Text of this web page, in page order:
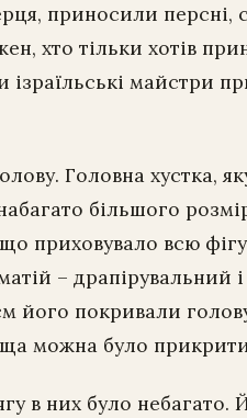
приносили персні,
хто тільки хотів
майстри
Головна хустка,
більшого
приховувало всю
– драпірувальний
його покривали
можна було
в них було небагато.